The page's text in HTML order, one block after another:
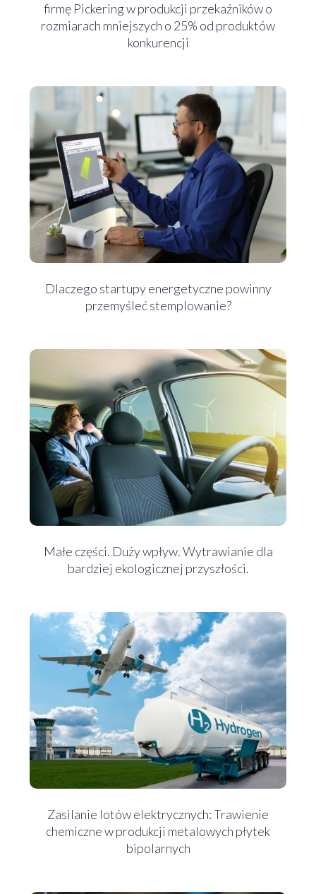
firmę Pickering w produkcji przekaźników o
rozmiarach mniejszych o 25% od produktów
konkurencji
Dlaczego startupy energetyczne powinny
przemyśleć stemplowanie?
Małe części. Duży wpływ. Wytrawianie dla
bardziej ekologicznej przyszłości.
Zasilanie lotów elektrycznych: Trawienie
chemiczne w produkcji metalowych płytek
bipolarnych